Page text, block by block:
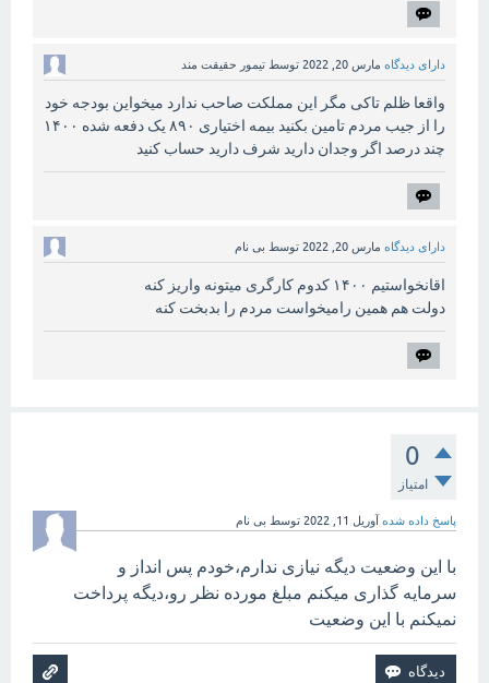
دارای دیدگاه مارس 20, 2022 توسط تیمور حقیقت مند
واقعا ظلم تاکی مگر این مملکت صاحب ندارد میخواین بودجه خود
را از جیب مردم تامین بکنید بیمه اختیاری ۸۹۰ یک دفعه شده ۱۴۰۰
چند درصد اگر وجدان دارید شرف دارید حساب کنید
دارای دیدگاه مارس 20, 2022 توسط بی نام
اقانخواستیم ۱۴۰۰ کدوم کارگری میتونه واریز کنه
دولت هم همین رامیخواست مردم را بدبخت کنه
0
امتیاز
پاسخ داده شده آوریل 11, 2022 توسط بی نام
با این وضعیت دیگه نیازی ندارم،خودم پس انداز و
سرمایه گذاری میکنم مبلغ مورده نظر رو،دیگه پرداخت
نمیکنم با این وضعیت